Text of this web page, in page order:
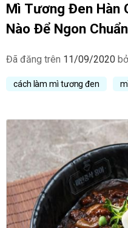
Mì Tương Đen Hàn
Nào Để Ngon
Đã đăng trên 11/09/2020
cách làm mì tương đen